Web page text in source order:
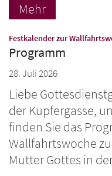
Mehr
Festkalender zur
Programm
28. Juli 2026
Liebe
der Kupfergasse,
finden Sie das
Wallfahrtswoche
Mutter Gottes in